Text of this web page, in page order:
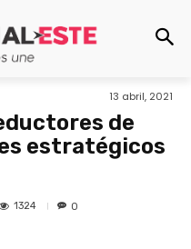
13 abril, 2021
de
estratégicos
1324 0